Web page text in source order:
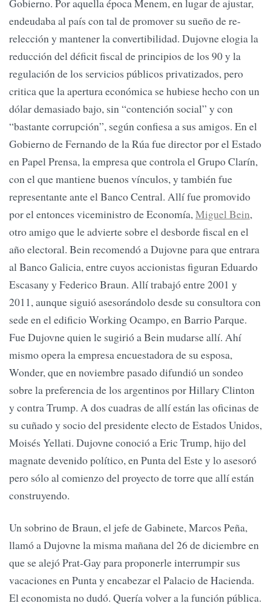
Gobierno. Por aquella época Menem, en lugar de ajustar,
endeudaba al país con tal de promover su sueño de re-
relección y mantener la convertibilidad. Dujovne elogia la
reducción del déficit fiscal de principios de los 90 y la
regulación de los servicios públicos privatizados, pero
critica que la apertura económica se hubiese hecho con un
dólar demasiado bajo, sin “contención social” y con
“bastante corrupción”, según confiesa a sus amigos. En el
Gobierno de Fernando de la Rúa fue director por el Estado
en Papel Prensa, la empresa que controla el Grupo Clarín,
con el que mantiene buenos vínculos, y también fue
representante ante el Banco Central. Allí fue promovido
por el entonces viceministro de Economía,Miguel Bein,
otro amigo que le advierte sobre el desborde fiscal en el
año electoral. Bein recomendó a Dujovne para que entrara
al Banco Galicia, entre cuyos accionistas figuran Eduardo
Escasany y Federico Braun. Allí trabajó entre 2001 y
2011, aunque siguió asesorándolo desde su consultora con
sede en el edificio Working Ocampo, en Barrio Parque.
Fue Dujovne quien le sugirió a Bein mudarse allí. Ahí
mismo opera la empresa encuestadora de su esposa,
Wonder, que en noviembre pasado difundió un sondeo
sobre la preferencia de los argentinos por Hillary Clinton
y contra Trump. A dos cuadras de allí están las oficinas de
su cuñado y socio del presidente electo de Estados Unidos,
Moisés Yellati. Dujovne conoció a Eric Trump, hijo del
magnate devenido político, en Punta del Este y lo asesoró
pero sólo al comienzo del proyecto de torre que allí están
construyendo.
Un sobrino de Braun, el jefe de Gabinete, Marcos Peña,
llamó a Dujovne la misma mañana del 26 de diciembre en
que se alejó Prat-Gay para proponerle interrumpir sus
vacaciones en Punta y encabezar el Palacio de Hacienda.
El economista no dudó. Quería volver a la función pública.